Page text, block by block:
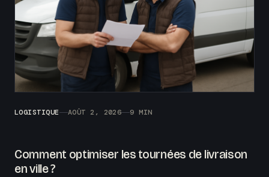
LOGISTIQUE AOÛT 2, 2026 9 MIN
Comment optimiser les tournées de livraison
en ville ?